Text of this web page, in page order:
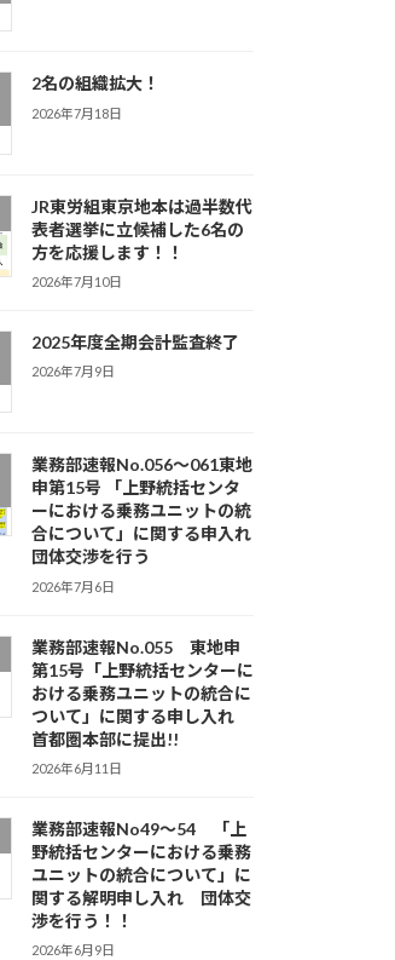
2名の組織拡大！
2026年7月18日
JR東労組東京地本は過半数代
表者選挙に立候補した6名の
方を応援します！！
2026年7月10日
2025年度全期会計監査終了
2026年7月9日
業務部速報No.056～061東地
申第15号 「上野統括センタ
ーにおける乗務ユニットの統
合について」に関する申入れ
団体交渉を行う
2026年7月6日
業務部速報No.055 東地申
第15号「上野統括センターに
おける乗務ユニットの統合に
ついて」に関する申し入れ
首都圏本部に提出!!
2026年6月11日
業務部速報No49～54 「上
野統括センターにおける乗務
ユニットの統合について」に
関する解明申し入れ 団体交
渉を行う！！
2026年6月9日